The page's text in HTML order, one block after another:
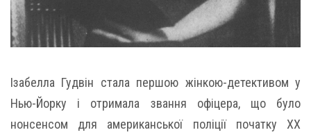
Ізабелла Гудвін стала першою жінкою-детективом у
Нью-Йорку і отримала звання офіцера, що було
нонсенсом для американської поліції початку ХХ